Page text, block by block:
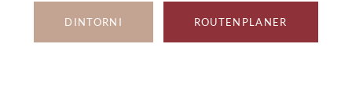
DINTORNI ROUTENPLANER